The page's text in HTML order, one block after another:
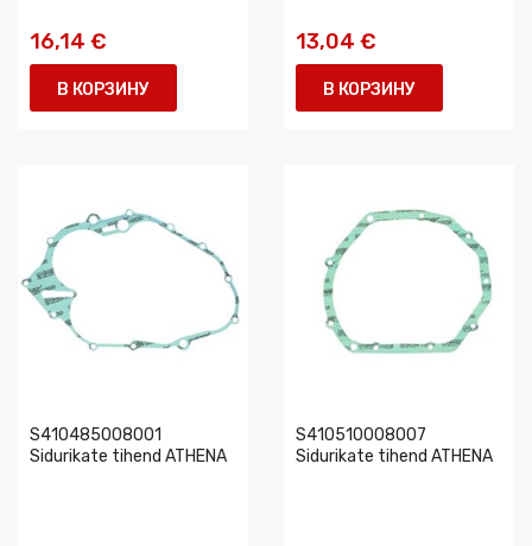
16,14 €
В КОРЗИНУ
13,04 €
В КОРЗИНУ
S410485008001
Sidurikate tihend ATHENA
S410510008007
Sidurikate tihend ATHENA